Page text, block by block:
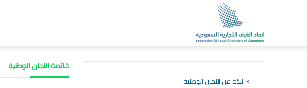
قائمة اللجان الوطنية
نبذة عن اللجان الوطنية